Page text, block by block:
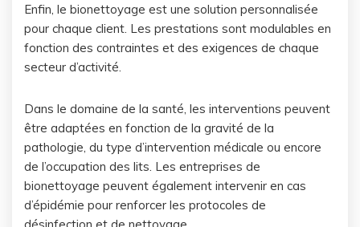
Enfin, le bionettoyage est une solution personnalisée
pour chaque client. Les prestations sont modulables en
fonction des contraintes et des exigences de chaque
secteur d’activité.
Dans le domaine de la santé, les interventions peuvent
être adaptées en fonction de la gravité de la
pathologie, du type d’intervention médicale ou encore
de l’occupation des lits. Les entreprises de
bionettoyage peuvent également intervenir en cas
d’épidémie pour renforcer les protocoles de
désinfection et de nettoyage.